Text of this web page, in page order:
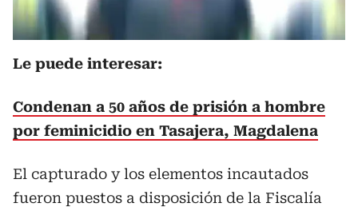
Le puede interesar:
Condenan a 50 años de prisión a hombre
por feminicidio en Tasajera, Magdalena
El capturado y los elementos incautados
fueron puestos a disposición de la Fiscalía